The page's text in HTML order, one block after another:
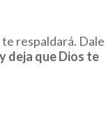
respaldará. Dale
deja que Dios te